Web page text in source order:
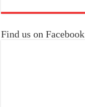
Find us on Facebook